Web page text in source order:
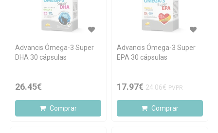
Advancis Ómega-3 Super
DHA 30 cápsulas
26.45€
Comprar
Advancis Ómega-3 Super
EPA 30 cápsulas
17.97€ 24.06€ PVPR
Comprar